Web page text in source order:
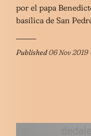
por el papa
basílica de San
Published06 Nov 2019